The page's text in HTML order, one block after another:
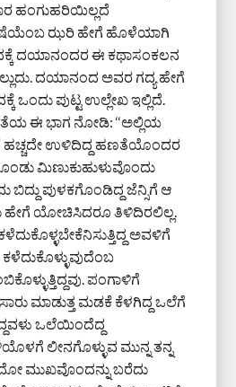
ಹಂಗುಹರಿಯಿಲ್ಲದೆ
ಝರಿ ಹೇಗೆ ಹೊಳೆಯಾಗಿ
ದಯಾನಂದರ ಈ ಕಥಾಸಂಕಲನ
ದಯಾನಂದ ಅವರ ಗದ್ಯ ಹೇಗೆ
ಒಂದು ಪುಟ್ಟ ಉಲ್ಲೇಖ ಇಲ್ಲಿದೆ.
ಈ ಭಾಗ ನೋಡಿ: ‘‘ಅಲ್ಲಿಯ
ಹಚ್ಚದೇ ಉಳಿದಿದ್ದ ಹಣತೆಯೊಂದರ
ಮಿಣುಕುಹುಳುವೊಂದು
ಬಿದ್ದು ಪುಳಕಗೊಂಡಿದ್ದ ಜೆನ್ಸಿಗೆ ಆ
ಹೇಗೆ ಯೋಚಿಸಿದರೂ ತಿಳಿದಿರಲಿಲ್ಲ.
ಅವಳಿಗೆ
ಪಂಗಾಳಿಗೆ
ಮಾಡುತ್ತ ಮಡಕೆ ಕೆಳಗಿದ್ದ ಒಲೆಗೆ
ಒಲೆಯಿಂದೆದ್ದ
ಲೀನಗೊಳ್ಳುವ ಮುನ್ನ ತನ್ನ
ಮುಖವೊಂದನ್ನು ಬರೆದು